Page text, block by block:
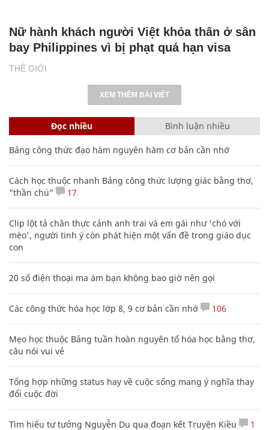
THẾ GIỚI
Nữ hành khách người Việt khỏa thân ở sân
bay Philippines vì bị phạt quá hạn visa
XEM THÊM BÀI VIẾT
Đọc nhiều Bình luận nhiều
Bảng công thức đạo hàm nguyên hàm cơ bản cần nhớ
Cách học thuộc nhanh Bảng công thức lượng giác bằng thơ,
"thần chú"
17
Clip lột tả chân thực cảnh anh trai và em gái như 'chó với
mèo', người tinh ý còn phát hiện một vấn đề trong giáo dục
con
20 số điện thoại ma ám bạn không bao giờ nên gọi
Các công thức hóa học lớp 8, 9 cơ bản cần nhớ 106
Mẹo học thuộc Bảng tuần hoàn nguyên tố hóa học bằng thơ,
câu nói vui vẻ
Tổng hợp những status hay về cuộc sống mang ý nghĩa thay
đổi cuộc đời
Tìm hiểu tư tưởng Nguyễn Du qua đoạn kết Truyện Kiều 1